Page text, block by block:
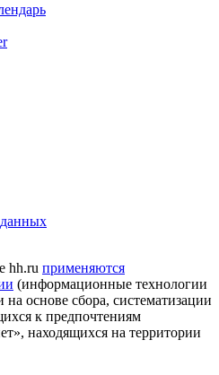
hh.ru применяются
(информационные технологии
основе сбора, систематизации
к предпочтениям
находящихся на территории